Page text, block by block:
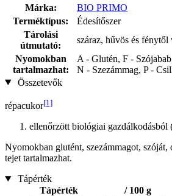
Márka:
BIO PRIMO
Terméktípus:
Édesítőszer
Tárolási
útmutató:
száraz, hűvös és
Nyomokban
tartalmazhat:
A - Glutén, F -
N - Szezámmag, P -
Összetevők
répacukor[1]
ellenőrzött biológiai gazdálkodásból
Nyomokban glutént, szezámmagot,
tejet tartalmazhat.
Tápérték
Tápérték
/ 100 g